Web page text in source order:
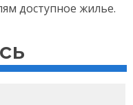
доступное жилье.